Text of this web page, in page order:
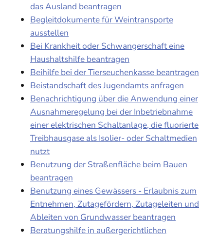
das Ausland beantragen
Begleitdokumente für Weintransporte
ausstellen
Bei Krankheit oder Schwangerschaft eine
Haushaltshilfe beantragen
Beihilfe bei der Tierseuchenkasse beantragen
Beistandschaft des Jugendamts anfragen
Benachrichtigung über die Anwendung einer
Ausnahmeregelung bei der Inbetriebnahme
einer elektrischen Schaltanlage, die fluorierte
Treibhausgase als Isolier- oder Schaltmedien
nutzt
Benutzung der Straßenfläche beim Bauen
beantragen
Benutzung eines Gewässers - Erlaubnis zum
Entnehmen, Zutagefördern, Zutageleiten und
Ableiten von Grundwasser beantragen
Beratungshilfe in außergerichtlichen